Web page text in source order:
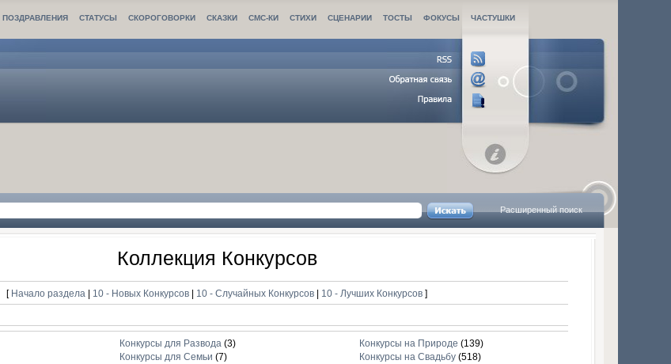
ПОЗДРАВЛЕНИЯ СТАТУСЫ СКОРОГОВОРКИ СКАЗКИ СМС-КИ СТИХИ СЦЕНАРИИ ТОСТЫ ФОКУСЫ ЧАСТУШКИ
Расширенный поиск
Коллекция Конкурсов
[ Начало раздела | 10 - Новых Конкурсов | 10 - Случайных Конкурсов | 10 - Лучших Конкурсов ]
Конкурсы для Развода(3)
Конкурсы для Семьи (7)
Конкурсы на Природе (139)
Конкурсы на Свадьбу(518)